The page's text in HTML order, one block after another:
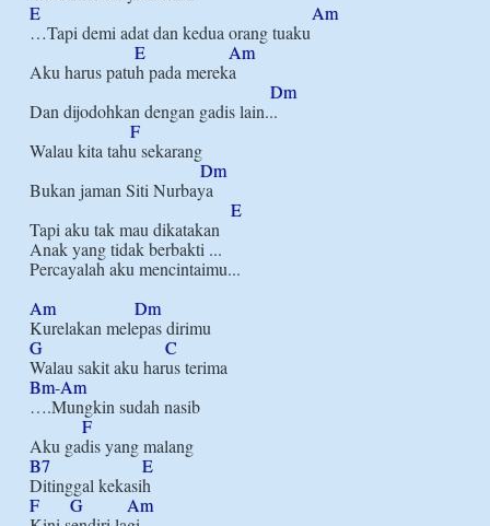
E
Am
…Tapi demi adat dan kedua orang tuaku
E
Am
Aku harus patuh pada mereka
Dm
Dan dijodohkan dengan gadis lain...
F
Walau kita tahu sekarang
Dm
Bukan jaman Siti Nurbaya
E
Tapi aku tak mau dikatakan
Anak yang tidak berbakti ...
Percayalah aku mencintaimu...
Am
Dm
G
C
Bm-Am
….Mungkin sudah nasib
F
B7
E
F
G
Am